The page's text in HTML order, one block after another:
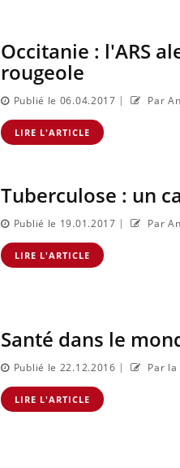
Occitanie : l'ARS
rougeole
Publié le 06.04.2017 | Par
LIRE L'ARTICLE
Tuberculose : un
Publié le 19.01.2017 | Par
LIRE L'ARTICLE
Santé dans le
Publié le 22.12.2016 | Par
LIRE L'ARTICLE